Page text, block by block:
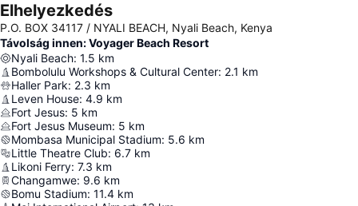
Elhelyezkedés
P.O. BOX 34117 / NYALI BEACH, Nyali Beach, Kenya
Távolság innen: Voyager Beach Resort
Nyali Beach: 1.5 km
Bombolulu Workshops & Cultural Center: 2.1 km
Haller Park: 2.3 km
Leven House: 4.9 km
Fort Jesus: 5 km
Fort Jesus Museum: 5 km
Mombasa Municipal Stadium: 5.6 km
Little Theatre Club: 6.7 km
Likoni Ferry: 7.3 km
Changamwe: 9.6 km
Bomu Stadium: 11.4 km